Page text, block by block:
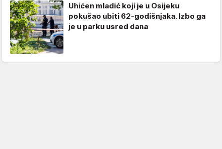
Uhićen mladić koji je u Osijeku
pokušao ubiti 62-godišnjaka. Izbo ga
je u parku usred dana